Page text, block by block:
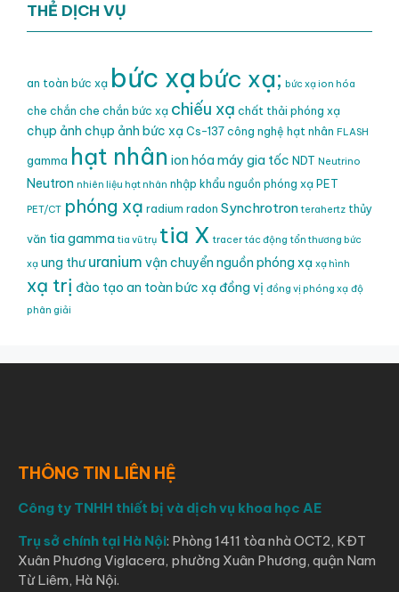
THẺ DỊCH VỤ
an toàn bức xạ bức xạ bức xạ; bức xạ ion hóa
che chắn che chắn bức xạ chiếu xạ chất thải phóng xạ
chụp ảnh chụp ảnh bức xạ Cs-137 công nghệ hạt nhân FLASH
gamma hạt nhân ion hóa máy gia tốc NDT Neutrino
Neutron nhiên liệu hạt nhân nhập khẩu nguồn phóng xạ PET
PET/CT phóng xạ radium radon Synchrotron terahertz thủy
văn tia gamma tia vũ trụ tia X tracer tác động tổn thương bức
xạ ung thư uranium vận chuyển nguồn phóng xạ xạ hình
xạ trị đào tạo an toàn bức xạ đồng vị đồng vị phóng xạ độ
phân giải
THÔNG TIN LIÊN HỆ
Công ty TNHH thiết bị và dịch vụ khoa học AE
Trụ sở chính tại Hà Nội: Phòng 1411 tòa nhà OCT2, KĐT
Xuân Phương Viglacera, phường Xuân Phương, quận Nam
Từ Liêm, Hà Nội.